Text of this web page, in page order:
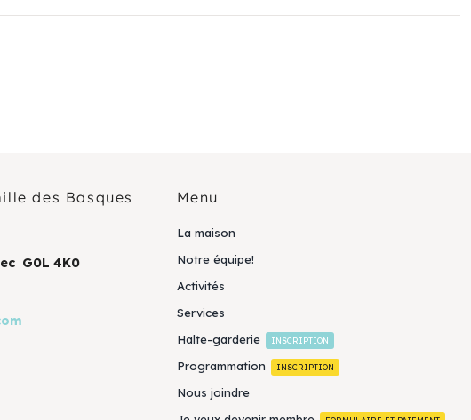
des Basques
G0L 4K0
Menu
La maison
Notre équipe!
Activités
Services
Halte-garderie
INSCRIPTION
Programmation INSCRIPTION
Nous joindre